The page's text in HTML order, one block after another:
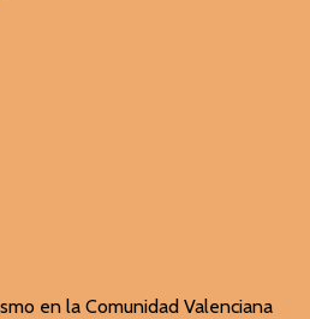
en la Comunidad Valenciana